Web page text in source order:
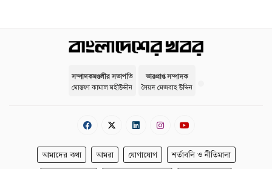
সম্পাদকমণ্ডলীর সভাপতি
মোস্তফা কামাল মহীউদ্দীন
ভারপ্রাপ্ত সম্পাদক
সৈয়দ মেজবাহ উদ্দিন
আমাদের কথা আমরা যোগাযোগ শর্তাবলি ও নীতিমালা